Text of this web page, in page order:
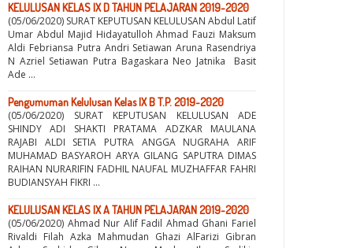
KELULUSAN KELAS IX D TAHUN PELAJARAN 2019-2020
(05/06/2020) SURAT KEPUTUSAN KELULUSAN Abdul Latif
Umar Abdul Majid Hidayatulloh Ahmad Fauzi Maksum
Aldi Febriansa Putra Andri Setiawan Aruna Rasendriya
N Azriel Setiawan Putra Bagaskara Neo Jatnika Basit
Ade ...
Pengumuman Kelulusan Kelas IX B T.P. 2019-2020
(05/06/2020) SURAT KEPUTUSAN KELULUSAN ADE
SHINDY ADI SHAKTI PRATAMA ADZKAR MAULANA
RAJABI ALDI SETIA PUTRA ANGGA NUGRAHA ARIF
MUHAMAD BASYAROH ARYA GILANG SAPUTRA DIMAS
RAIHAN NURARIFIN FADHIL NAUFAL MUZHAFFAR FAHRI
BUDIANSYAH FIKRI ...
KELULUSAN KELAS IX A TAHUN PELAJARAN 2019-2020
(05/06/2020) Ahmad Nur Alif Fadil Ahmad Ghani Fariel
Rivaldi Filah Azka Mahmudan Ghazi AlFarizi Gibran